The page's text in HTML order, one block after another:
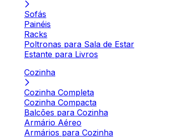
Sofás
Painéis
Racks
Poltronas para Sala de Estar
Estante para Livros
Cozinha
Cozinha Completa
Cozinha Compacta
Balcões para Cozinha
Armário Aéreo
Armários para Cozinha